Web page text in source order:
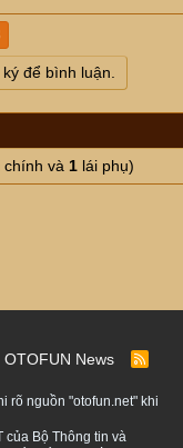
để bình luận.
chính và 1 lái phụ)
OTOFUN News
R
S
rõ nguồn "otofun.net" khi
của Bộ Thông tin và